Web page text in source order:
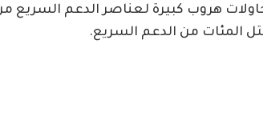
هروب كبيرة لعناصر الدعم
المئات من الدعم السريع.